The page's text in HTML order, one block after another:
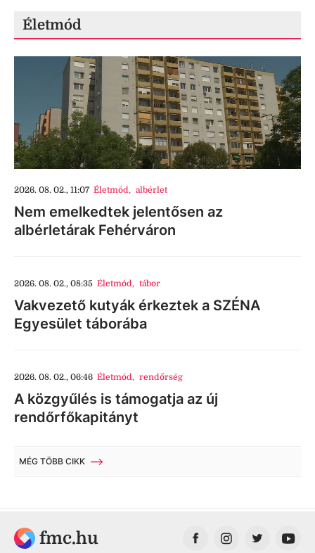
Életmód
2026. 08. 02., 11:07 Életmód, albérlet
Nem emelkedtek jelentősen az
albérletárak Fehérváron
2026. 08. 02., 08:35 Életmód, tábor
Vakvezető kutyák érkeztek a SZÉNA
Egyesület táborába
2026. 08. 02., 06:46 Életmód, rendőrség
A közgyűlés is támogatja az új
rendőrfőkapitányt
MÉG TÖBB CIKK
fmc.hu